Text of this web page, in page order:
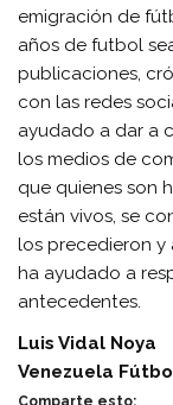
emigración de
años de futbol
publicaciones,
con las redes
ayudado a dar a
los medios de
que quienes son
están vivos, se
los precedieron y
ha ayudado a
antecedentes.
Luis Vidal Noya
Venezuela
Comparte esto: